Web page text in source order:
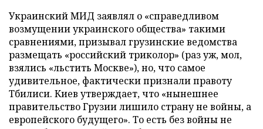
Украинский МИД заявлял о «справедливом
возмущении украинского общества» такими
сравнениями, призывал грузинские ведомства
размещать «российский триколор» (раз уж, мол,
взялись «льстить Москве»), но, что самое
удивительное, фактически признали правоту
Тбилиси. Киев утверждает, что «нынешнее
правительство Грузии лишило страну не войны, а
европейского будущего». То есть без войны не